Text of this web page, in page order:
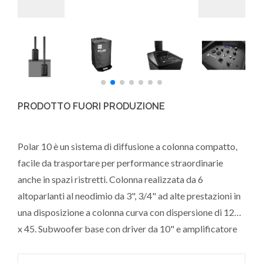
PRODOTTO FUORI PRODUZIONE
Polar 10 è un sistema di diffusione a colonna compatto,
facile da trasportare per performance straordinarie
anche in spazi ristretti. Colonna realizzata da 6
altoparlanti al neodimio da 3", 3/4" ad alte prestazioni in
una disposizione a colonna curva con dispersione di 120°
x 45. Subwoofer base con driver da 10" e amplificatore